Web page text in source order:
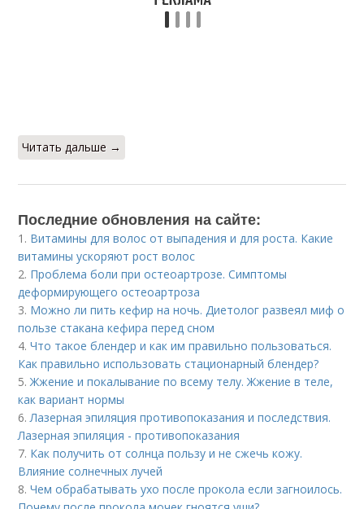
Читать дальше →
Последние обновления на сайте:
1. Витамины для волос от выпадения и для роста. Какие
витамины ускоряют рост волос
2. Проблема боли при остеоартрозе. Симптомы
деформирующего остеоартроза
3. Можно ли пить кефир на ночь. Диетолог развеял миф о
пользе стакана кефира перед сном
4.Что такое блендер и как им правильно пользоваться.
Как правильно использовать стационарный блендер?
5.Жжение и покалывание по всему телу. Жжение в теле,
как вариант нормы
6. Лазерная эпиляция противопоказания и последствия.
Лазерная эпиляция - противопоказания
7. Как получить от солнца пользу и не сжечь кожу.
Влияние солнечных лучей
8.Чем обрабатывать ухо после прокола если загноилось.